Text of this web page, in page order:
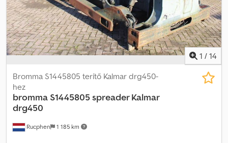
1 / 14
Rucphen 1 185 km
Bromma S1445805 terítő Kalmar drg450-
hez
bromma S1445805 spreader Kalmar
drg450